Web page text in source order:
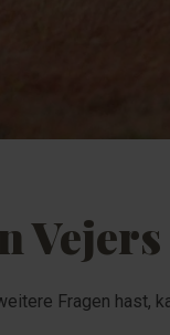
Fragen hast,